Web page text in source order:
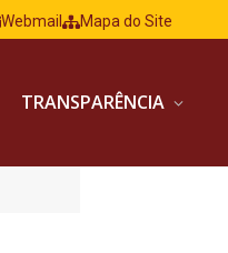
Webmail Mapa do Site
TRANSPARÊNCIA